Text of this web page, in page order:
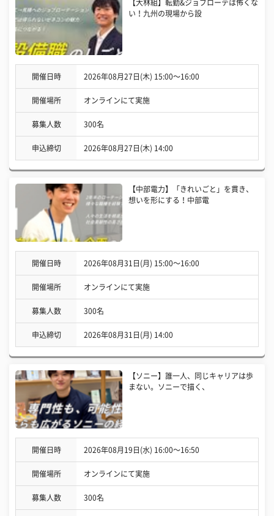
【大林組】転勤&ジョブローテは怖くな
い！九州の現場から設
開催日時 2026年08月27日(木) 15:00〜16:00
開催場所 オンラインにて実施
募集人数 300名
申込締切 2026年08月27日(木) 14:00
【中部電力】「きれいごと」を貫き、
想いを形にする！中部電
開催日時 2026年08月31日(月) 15:00〜16:00
開催場所 オンラインにて実施
募集人数 300名
申込締切 2026年08月31日(月) 14:00
【ソニー】誰一人、同じキャリアは歩
まない。ソニーで描く、
開催日時 2026年08月19日(水) 16:00〜16:50
開催場所 オンラインにて実施
募集人数 300名